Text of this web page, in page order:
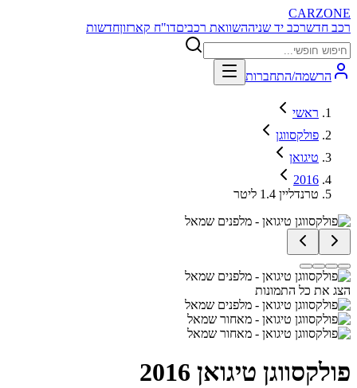
CARZONE
רכב חדשרכב יד שניההשוואת רכביםדו"ח קארזוןחדשות
הרשמה/התחברות
ראשי
פולקסווגן
טיגואן
2016
טרנדליין 1.4 ליטר
הצג את כל התמונות
פולקסווגן טיגואן 2016